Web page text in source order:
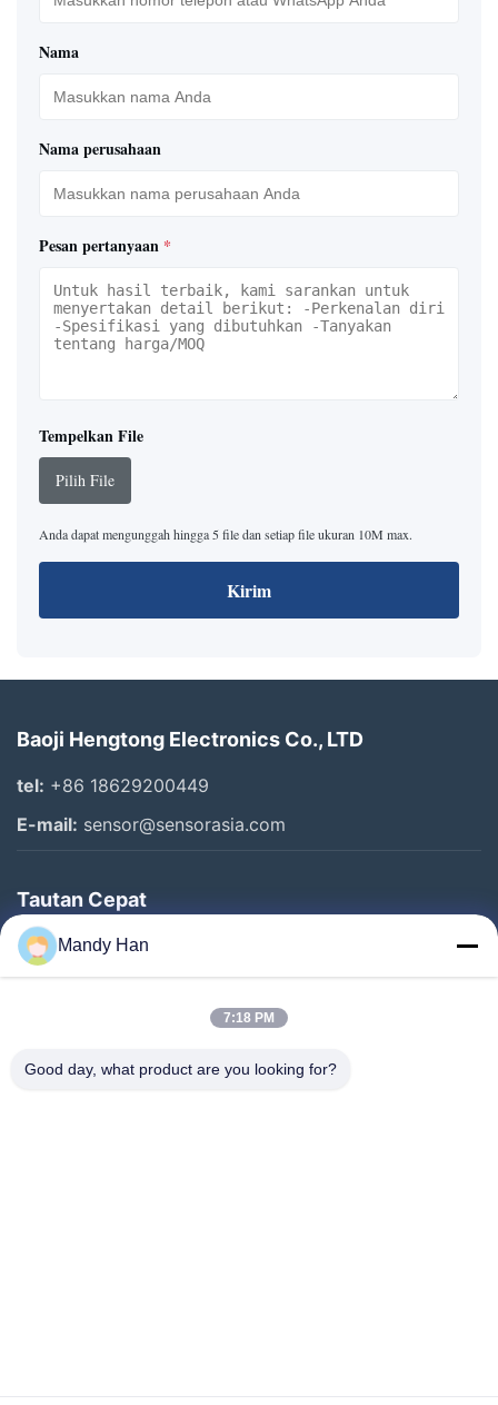
Nama
Nama perusahaan
Pesan pertanyaan *
Tempelkan File
Pilih File
Anda dapat mengunggah hingga 5 file dan setiap file ukuran 10M max.
Kirim
Baoji Hengtong Electronics Co., LTD
tel: +86 18629200449
E-mail: sensor@sensorasia.com
Tautan Cepat
Rumah
Produk
Tentang Kami
Mandy Han
7:18 PM
Good day, what product are you looking for?